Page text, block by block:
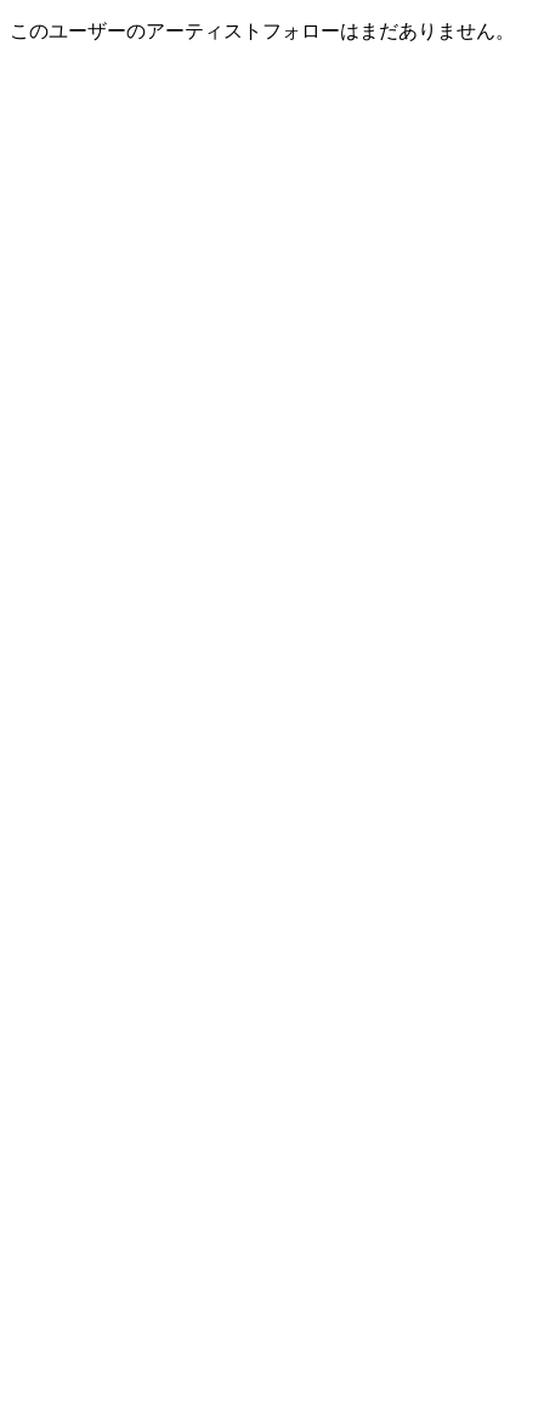
このユーザーのアーティストフォローはまだありません。